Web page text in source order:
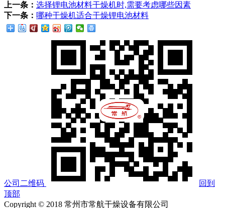
上一条： 选择锂电池材料干燥机时,需要考虑哪些因素
下一条： 哪种干燥机适合干燥锂电池材料
公司二维码
回到
顶部
Copyright © 2018 常州市常航干燥设备有限公司